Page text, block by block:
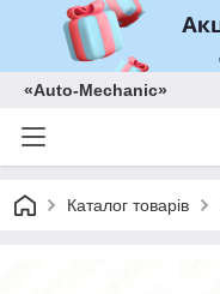
«Auto-Mechanic»
Каталог товарів